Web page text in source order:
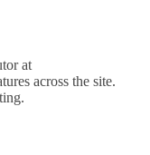
at
across the site.